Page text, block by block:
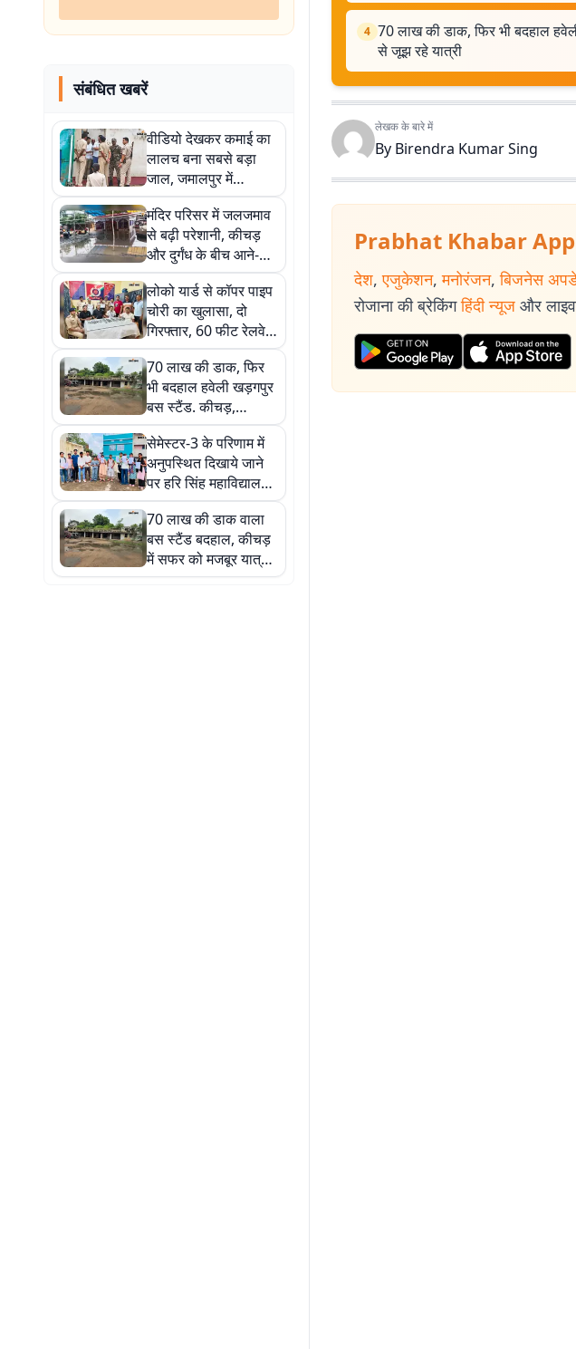
संबंधित खबरें
वीडियो देखकर कमाई का
लालच बना सबसे बड़ा
जाल, जमालपुर में
जॉलीवुड कंपनी के चार
ठिकानों पर ED का एक्शन
मंदिर परिसर में जलजमाव
से बढ़ी परेशानी, कीचड़
और दुर्गंध के बीच आने-
जाने को मजबूर श्रद्धालु
लोको यार्ड से कॉपर पाइप
चोरी का खुलासा, दो
गिरफ्तार, 60 फीट रेलवे
संपत्ति बरामद
70 लाख की डाक, फिर
भी बदहाल हवेली खड़गपुर
बस स्टैंड. कीचड़,
जलजमाव और जर्जर भवन
से जूझ रहे यात्री
सेमेस्टर-3 के परिणाम में
अनुपस्थित दिखाये जाने
पर हरि सिंह महाविद्यालय
के छात्रों का प्रदर्शन
70 लाख की डाक वाला
बस स्टैंड बदहाल, कीचड़
में सफर को मजबूर यात्री,
सुविधाओं के नाम पर सिर्फ
4 70 लाख की डाक, फिर भी बदहाल
से जूझ रहे यात्री
लेखक के बारे में
By Birendra Kumar Sing
Prabhat Khabar
देश, एजुकेशन, मनोरंजन, बिजनेस
रोजाना की ब्रेकिंग हिंदी न्यूज और